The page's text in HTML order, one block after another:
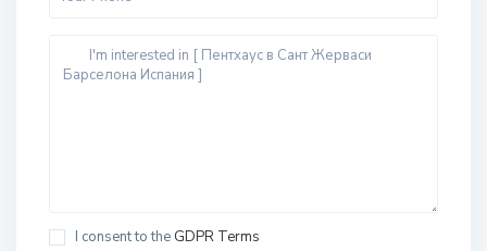
I consent to the GDPR Terms